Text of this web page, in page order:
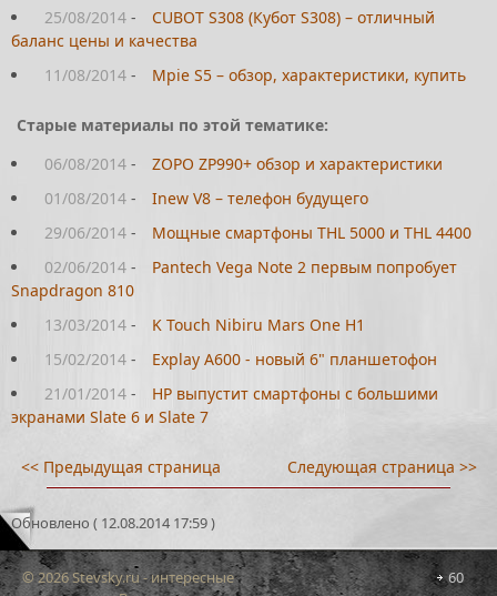
25/08/2014 -
CUBOT S308 (Кубот S308) – отличный
баланс цены и качества
11/08/2014 - Mpie S5 – обзор, характеристики, купить
Старые материалы по этой тематике:
06/08/2014 -
ZOPO ZP990+ обзор и характеристики
01/08/2014 -
Inew V8 – телефон будущего
29/06/2014 -
Мощные смартфоны THL 5000 и THL 4400
02/06/2014 -
Pantech Vega Note 2 первым попробует
Snapdragon 810
13/03/2014 -
K Touch Nibiru Mars One H1
15/02/2014 -
Explay A600 - новый 6" планшетофон
21/01/2014 -
HP выпустит смартфоны с большими
экранами Slate 6 и Slate 7
<< Предыдущая страница Следующая страница >>
Обновлено ( 12.08.2014 17:59 )
60
© 2026 Stevsky.ru - интересные